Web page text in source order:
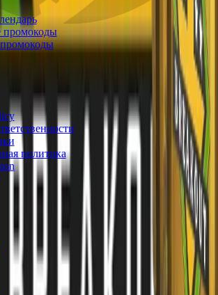
промокоды
соглашение
политика